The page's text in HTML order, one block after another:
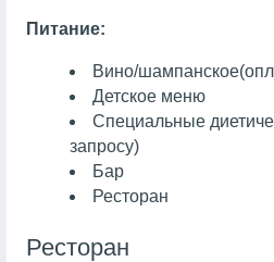
Питание:
Вино/шампанское
Детское меню
Специальные
запросу)
Бар
Ресторан
Ресторан